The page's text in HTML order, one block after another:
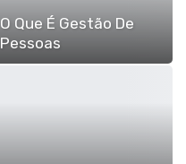
O Que É Gestão De
Pessoas